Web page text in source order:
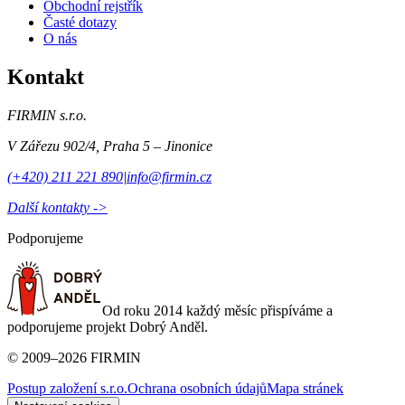
Obchodní rejstřík
Časté dotazy
O nás
Kontakt
FIRMIN s.r.o.
V Zářezu 902/4 Praha 5 – Jinonice
(+420) 211 221 890|info@firmin.cz
Další kontakty ->
Podporujeme
Od roku 2014 každý měsíc přispíváme a
podporujeme projekt Dobrý Anděl.
© 2009–2026 FIRMIN
Postup založení s.r.o.Ochrana osobních údajůMapa stránek